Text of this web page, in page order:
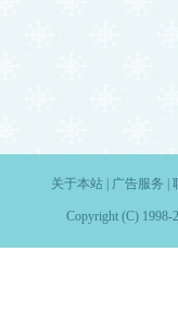
关于本站| 广告服务
Copyright (C) 1998-